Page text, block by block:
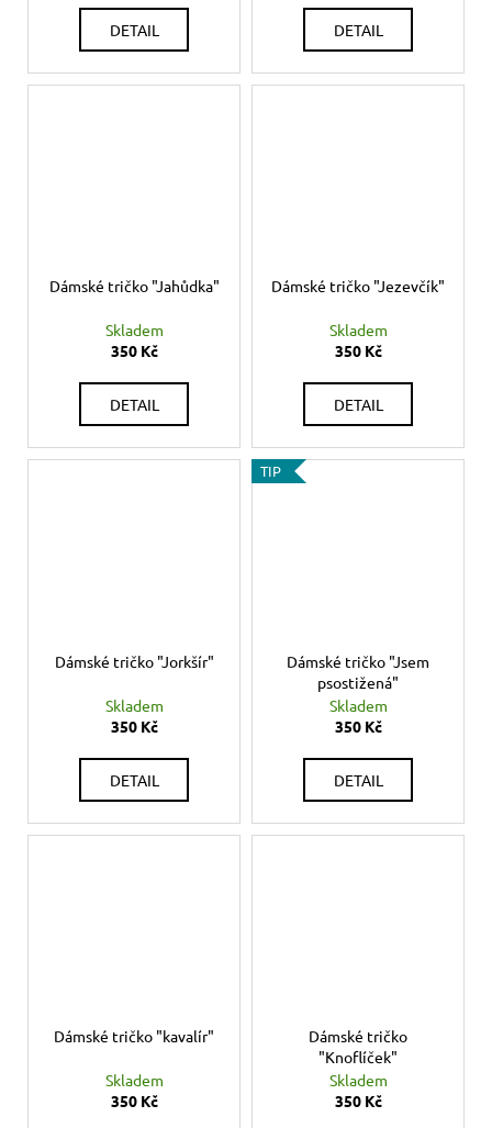
DETAIL DETAIL
Dámské tričko "Jahůdka"
Skladem
350 Kč
DETAIL
Dámské tričko "Jezevčík"
Skladem
350 Kč
DETAIL
Dámské tričko "Jorkšír"
Skladem
350 Kč
DETAIL
TIP
Dámské tričko "Jsem
psostižená"
Skladem
350 Kč
DETAIL
Dámské tričko "kavalír"
Skladem
350 Kč
Dámské tričko
"Knoflíček"
Skladem
350 Kč